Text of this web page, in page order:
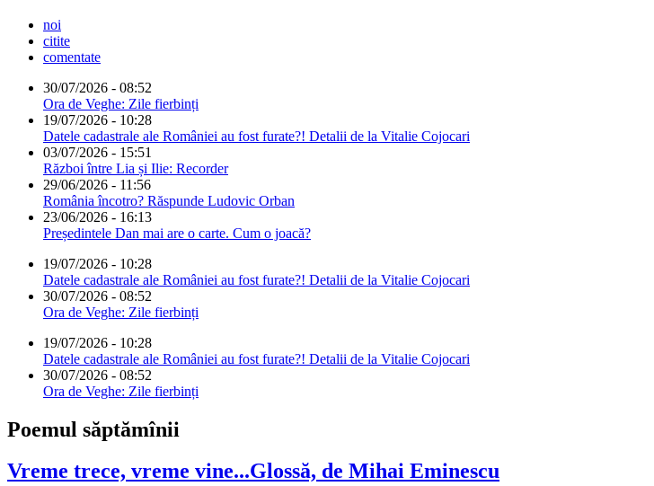
noi
citite
comentate
30/07/2026 - 08:52
Ora de Veghe: Zile fierbinți
19/07/2026 - 10:28
Datele cadastrale ale României au fost furate?! Detalii de la Vitalie Cojocari
03/07/2026 - 15:51
Război între Lia și Ilie: Recorder
29/06/2026 - 11:56
România încotro? Răspunde Ludovic Orban
23/06/2026 - 16:13
Președintele Dan mai are o carte. Cum o joacă?
19/07/2026 - 10:28
Datele cadastrale ale României au fost furate?! Detalii de la Vitalie Cojocari
30/07/2026 - 08:52
Ora de Veghe: Zile fierbinți
19/07/2026 - 10:28
Datele cadastrale ale României au fost furate?! Detalii de la Vitalie Cojocari
30/07/2026 - 08:52
Ora de Veghe: Zile fierbinți
Poemul săptămînii
Vreme trece, vreme vine...Glossă, de Mihai Eminescu